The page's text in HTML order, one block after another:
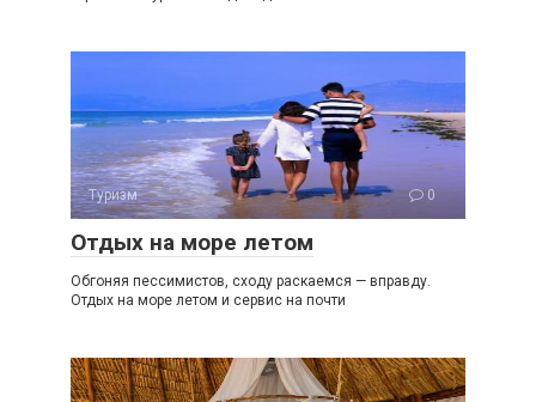
Туризм 0
Отдых на море летом
Обгоняя пессимистов, сходу раскаемся — вправду.
Отдых на море летом и сервис на почти